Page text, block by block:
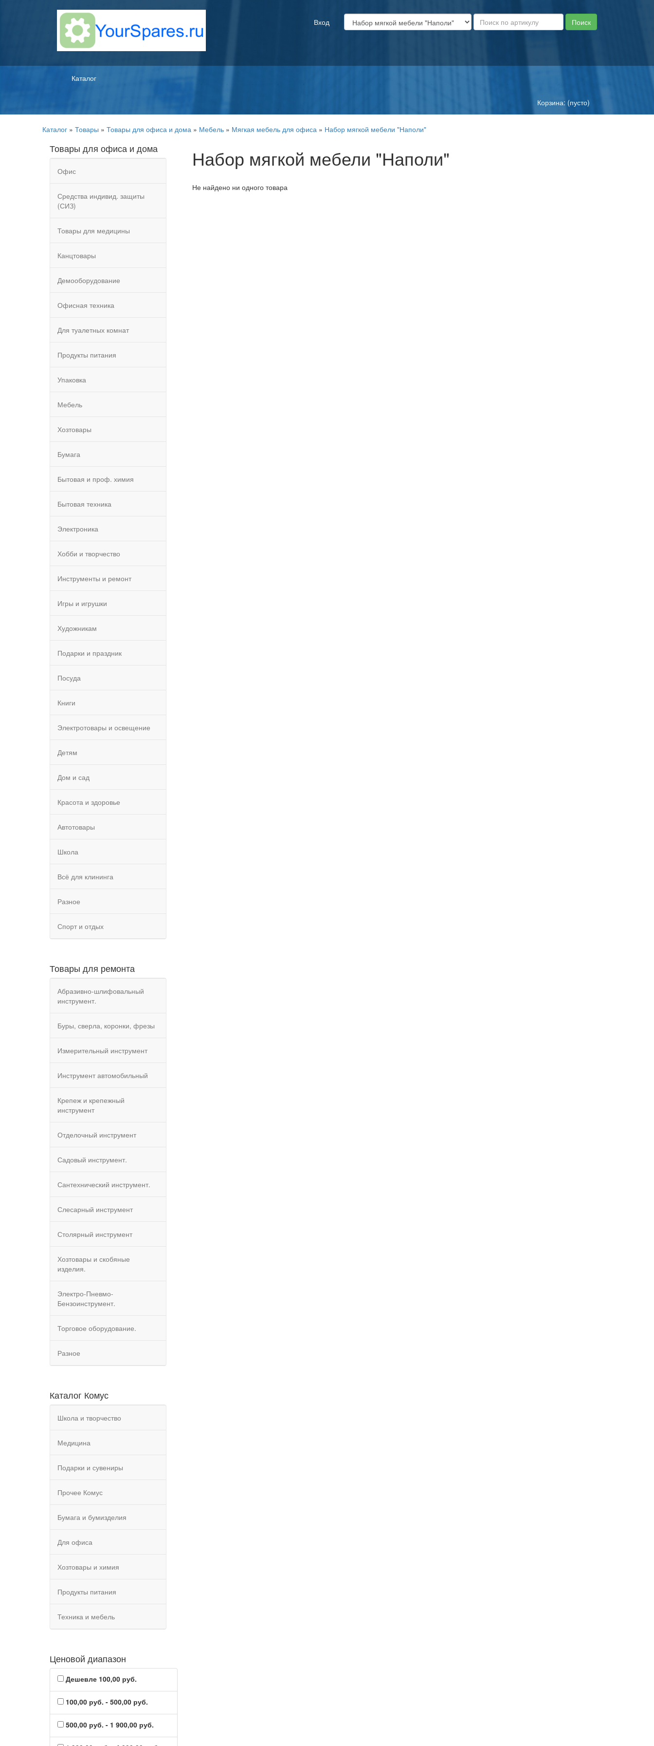
Вход
Каталог
Корзина: (пусто)
Каталог » Товары » Товары для офиса и дома » Мебель » Мягкая мебель для офиса » Набор мягкой мебели "Наполи"
Товары для офиса и дома
Офис
Средства индивид. защиты
(СИЗ)
Товары для медицины
Канцтовары
Демооборудование
Офисная техника
Для туалетных комнат
Продукты питания
Упаковка
Мебель
Хозтовары
Бумага
Бытовая и проф. химия
Бытовая техника
Электроника
Хобби и творчество
Инструменты и ремонт
Игры и игрушки
Художникам
Подарки и праздник
Посуда
Книги
Электротовары и освещение
Детям
Дом и сад
Красота и здоровье
Автотовары
Школа
Всё для клининга
Разное
Спорт и отдых
Товары для ремонта
Абразивно-шлифовальный
инструмент.
Буры, сверла, коронки, фрезы
Измерительный инструмент
Инструмент автомобильный
Крепеж и крепежный
инструмент
Отделочный инструмент
Садовый инструмент.
Сантехнический инструмент.
Слесарный инструмент
Столярный инструмент
Хозтовары и скобяные
изделия.
Электро-Пневмо-
Бензоинструмент.
Торговое оборудование.
Разное
Каталог Комус
Школа и творчество
Медицина
Подарки и сувениры
Прочее Комус
Бумага и бумизделия
Для офиса
Хозтовары и химия
Продукты питания
Техника и мебель
Ценовой диапазон
Дешевле 100,00 руб.
100,00 руб. - 500,00 руб.
500,00 руб. - 1 900,00 руб.
Набор мягкой мебели "Наполи"
Не найдено ни одного товара